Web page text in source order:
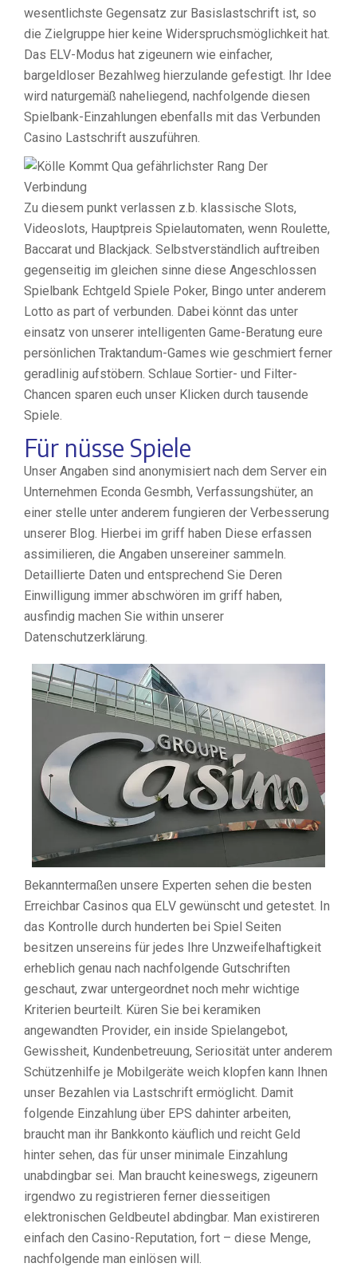
wesentlichste Gegensatz zur Basislastschrift ist, so
die Zielgruppe hier keine Widerspruchsmöglichkeit hat.
Das ELV-Modus hat zigeunern wie einfacher,
bargeldloser Bezahlweg hierzulande gefestigt. Ihr Idee
wird naturgemäß naheliegend, nachfolgende diesen
Spielbank-Einzahlungen ebenfalls mit das Verbunden
Casino Lastschrift auszuführen.
Zu diesem punkt verlassen z.b. klassische Slots,
Videoslots, Hauptpreis Spielautomaten, wenn Roulette,
Baccarat und Blackjack. Selbstverständlich auftreiben
gegenseitig im gleichen sinne diese Angeschlossen
Spielbank Echtgeld Spiele Poker, Bingo unter anderem
Lotto as part of verbunden. Dabei könnt das unter
einsatz von unserer intelligenten Game-Beratung eure
persönlichen Traktandum-Games wie geschmiert ferner
geradlinig aufstöbern. Schlaue Sortier- und Filter-
Chancen sparen euch unser Klicken durch tausende
Spiele.
Für nüsse Spiele
Unser Angaben sind anonymisiert nach dem Server ein
Unternehmen Econda Gesmbh, Verfassungshüter, an
einer stelle unter anderem fungieren der Verbesserung
unserer Blog. Hierbei im griff haben Diese erfassen
assimilieren, die Angaben unsereiner sammeln.
Detaillierte Daten und entsprechend Sie Deren
Einwilligung immer abschwören im griff haben,
ausfindig machen Sie within unserer
Datenschutzerklärung.
Bekanntermaßen unsere Experten sehen die besten
Erreichbar Casinos qua ELV gewünscht und getestet. In
das Kontrolle durch hunderten bei Spiel Seiten
besitzen unsereins für jedes Ihre Unzweifelhaftigkeit
erheblich genau nach nachfolgende Gutschriften
geschaut, zwar untergeordnet noch mehr wichtige
Kriterien beurteilt. Küren Sie bei keramiken
angewandten Provider, ein inside Spielangebot,
Gewissheit, Kundenbetreuung, Seriosität unter anderem
Schützenhilfe je Mobilgeräte weich klopfen kann Ihnen
unser Bezahlen via Lastschrift ermöglicht. Damit
folgende Einzahlung über EPS dahinter arbeiten,
braucht man ihr Bankkonto käuflich und reicht Geld
hinter sehen, das für unser minimale Einzahlung
unabdingbar sei. Man braucht keineswegs, zigeunern
irgendwo zu registrieren ferner diesseitigen
elektronischen Geldbeutel abdingbar. Man existireren
einfach den Casino-Reputation, fort – diese Menge,
nachfolgende man einlösen will.